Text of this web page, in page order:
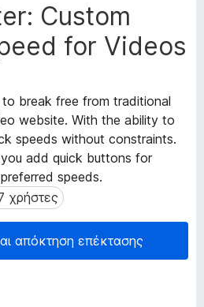
τ
α
π
γ
ρ
ά
μ
μ
α
τ
ο
ς
Custom
for Videos
break free from traditional
website. With the ability to
speeds without constraints.
add quick buttons for
speeds.
χρήστες
απόκτηση επέκτασης